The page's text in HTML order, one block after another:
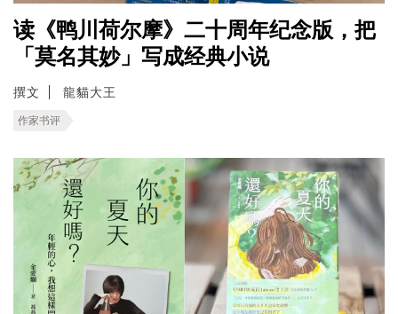
读《鸭川荷尔摩》二十周年纪念版，把
「莫名其妙」写成经典小说
撰文 龍貓大王
作家书评